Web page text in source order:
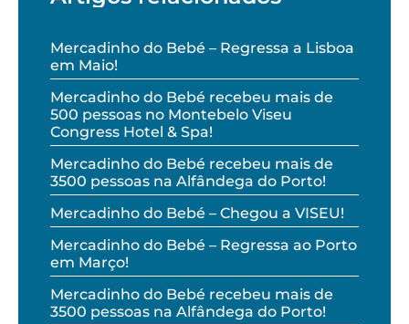
Mercadinho do Bebé – Regressa a Lisboa
em Maio!
Mercadinho do Bebé recebeu mais de
500 pessoas no Montebelo Viseu
Congress Hotel & Spa!
Mercadinho do Bebé recebeu mais de
3500 pessoas na Alfândega do Porto!
Mercadinho do Bebé – Chegou a VISEU!
Mercadinho do Bebé – Regressa ao Porto
em Março!
Mercadinho do Bebé recebeu mais de
3500 pessoas na Alfândega do Porto!